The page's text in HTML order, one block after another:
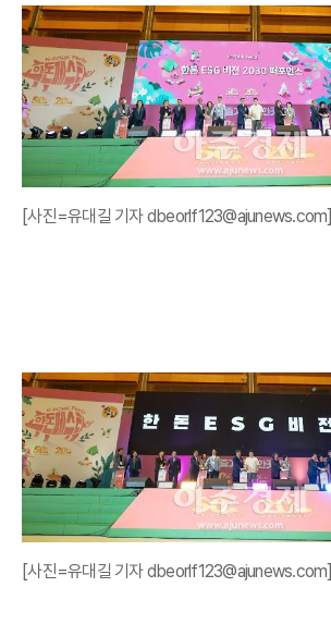
[사진=유대길 기자 dbeorlf123@ajunews.com]
[사진=유대길 기자 dbeorlf123@ajunews.com]